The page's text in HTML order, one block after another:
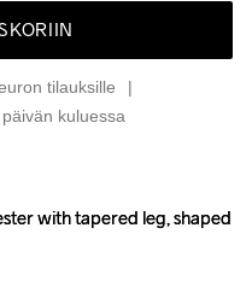
tilauksille
kuluessa
with tapered leg, shaped
with tapered leg, shaped